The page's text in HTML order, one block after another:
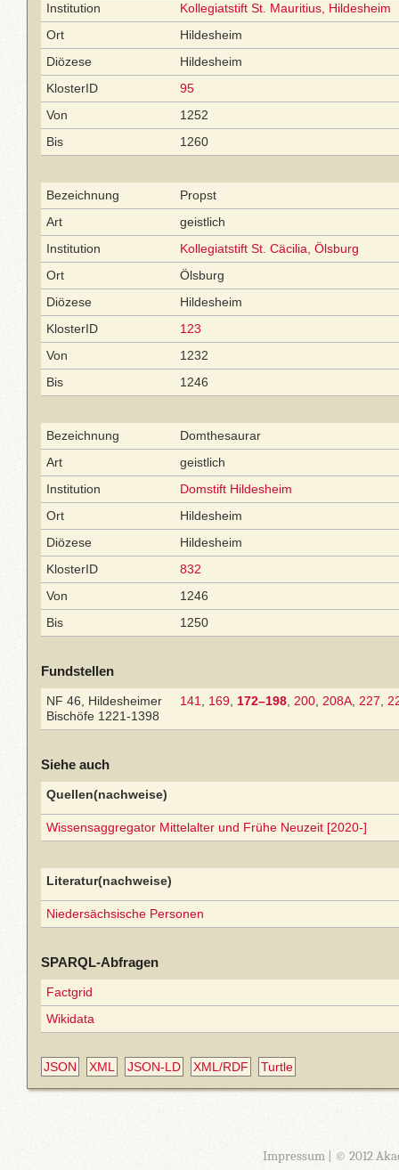
Institution
Kollegiatstift St. Mauritius, Hildesheim
Ort
Hildesheim
Diözese
Hildesheim
KlosterID
95
Von
1252
Bis
1260
Bezeichnung
Propst
Art
geistlich
Institution
Kollegiatstift St. Cäcilia, Ölsburg
Ort
Ölsburg
Diözese
Hildesheim
KlosterID
123
Von
1232
Bis
1246
Bezeichnung
Domthesaurar
Art
geistlich
Institution
Domstift Hildesheim
Ort
Hildesheim
Diözese
Hildesheim
KlosterID
832
Von
1246
Bis
1250
Fundstellen
NF 46, Hildesheimer
Bischöfe 1221-1398
141 169 172–198 200 208A 227
Siehe auch
Quellen(nachweise)
Wissensaggregator Mittelalter und Frühe Neuzeit [2020-]
Literatur(nachweise)
Niedersächsische Personen
SPARQL-Abfragen
Factgrid
Wikidata
JSON XML JSON-LD XML/RDF Turtle
Impressum| © 2012